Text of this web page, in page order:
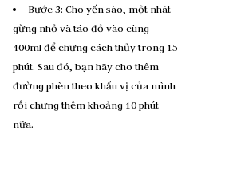
Bước 3: Cho yến sào, một nhát
gừng nhỏ và táo đỏ vào cùng
400ml để chưng cách thủy trong 15
phút. Sau đó, bạn hãy cho thêm
đường phèn theo khẩu vị của mình
rồi chưng thêm khoảng 10 phút
nữa.